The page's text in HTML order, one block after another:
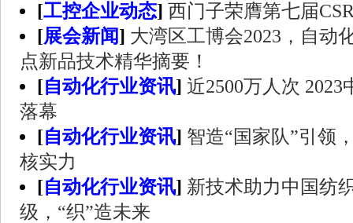
[工控企业动态] 西门子荣膺第七届
[展会新闻] 大湾区工博会2023，自动
点新品技术精华摘要！
[自动化行业资讯] 近2500万人次
落幕
[自动化行业资讯] 智造“国家队”引领
核实力
[自动化行业资讯] 新技术助力中国纺
级，“织”造未来